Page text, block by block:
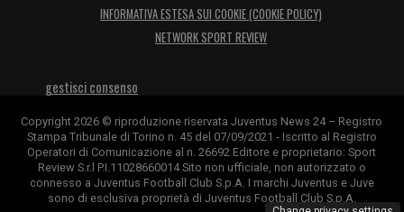
INFORMATIVA ESTESA SUI COOKIE (COOKIE POLICY)
NETWORK SPORT REVIEW
gestisci consenso
Copyright 2026 © riproduzione riservata Juventus News 24 – Registro
Stampa Tribunale di Torino n. 45 del 07/09/2021 - Iscritto al Registro
Operatori di Comunicazione al n. 26692 Editore e proprietario: Sport
Review S.r.l P.I.11028660014 Sito non ufficiale, non autorizzato o
connesso a Juventus Football Club S.p.A. I marchi Juventus e Juve
sono di esclusiva proprietà di Juventus Football Club S.p.A.